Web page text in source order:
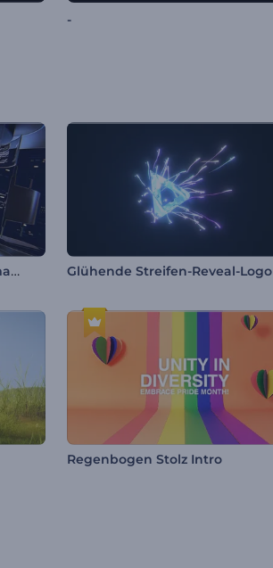
-
Technologiekapsel Logoanimation Glühende Streifen-Reveal-Logo
Regenbogen Stolz Intro